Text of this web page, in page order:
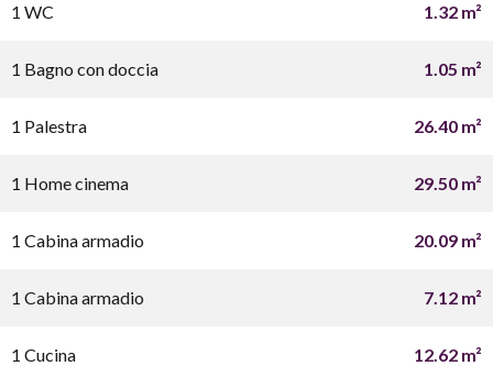
1 WC 1.32 m²
1 Bagno con doccia 1.05 m²
1 Palestra 26.40 m²
1 Home cinema 29.50 m²
1 Cabina armadio 20.09 m²
1 Cabina armadio 7.12 m²
1 Cucina 12.62 m²